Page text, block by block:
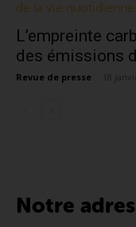
L’empreinte
des émissions
Revue de presse
Notre